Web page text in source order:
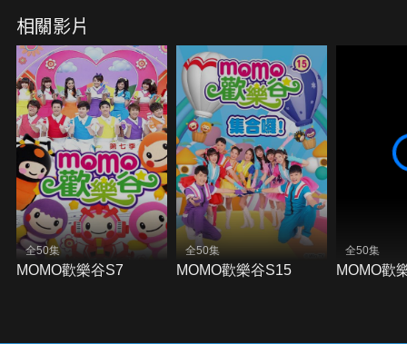
相關影片
全50集
MOMO歡樂谷S7
全50集
MOMO歡樂谷S15
全50集
MOMO歡